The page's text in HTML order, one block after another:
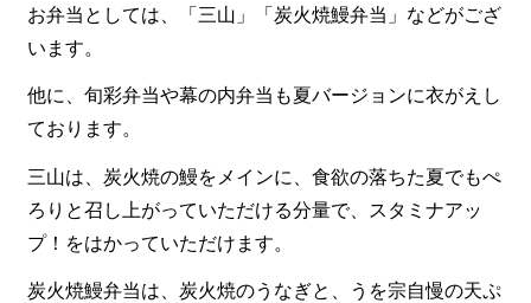
お食い初め・お子様膳
無料貸し出し
ランキング
お知らせ
お弁当としては、「三山」「炭火焼鰻弁当」などがござ
います。
他に、旬彩弁当や幕の内弁当も夏バージョンに衣がえし
ております。
三山は、炭火焼の鰻をメインに、食欲の落ちた夏でもぺ
ろりと召し上がっていただける分量で、スタミナアッ
プ！をはかっていただけます。
炭火焼鰻弁当は、炭火焼のうなぎと、うを宗自慢の天ぷ